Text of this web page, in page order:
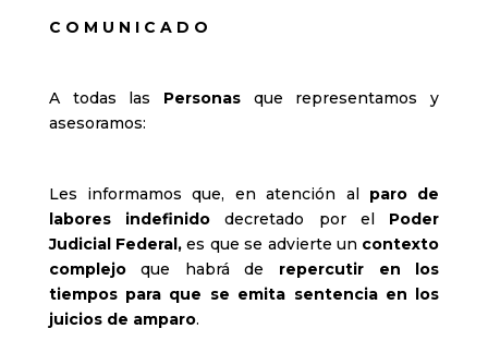
C O M U N I C A D O
A todas las Personas que representamos y
asesoramos:
Les informamos que, en atención al paro de
labores indefinido decretado por el Poder
Judicial Federal,es que se advierte un contexto
complejoque habrá de repercutir en los
tiempos para que se emita sentencia en los
juicios de amparo.